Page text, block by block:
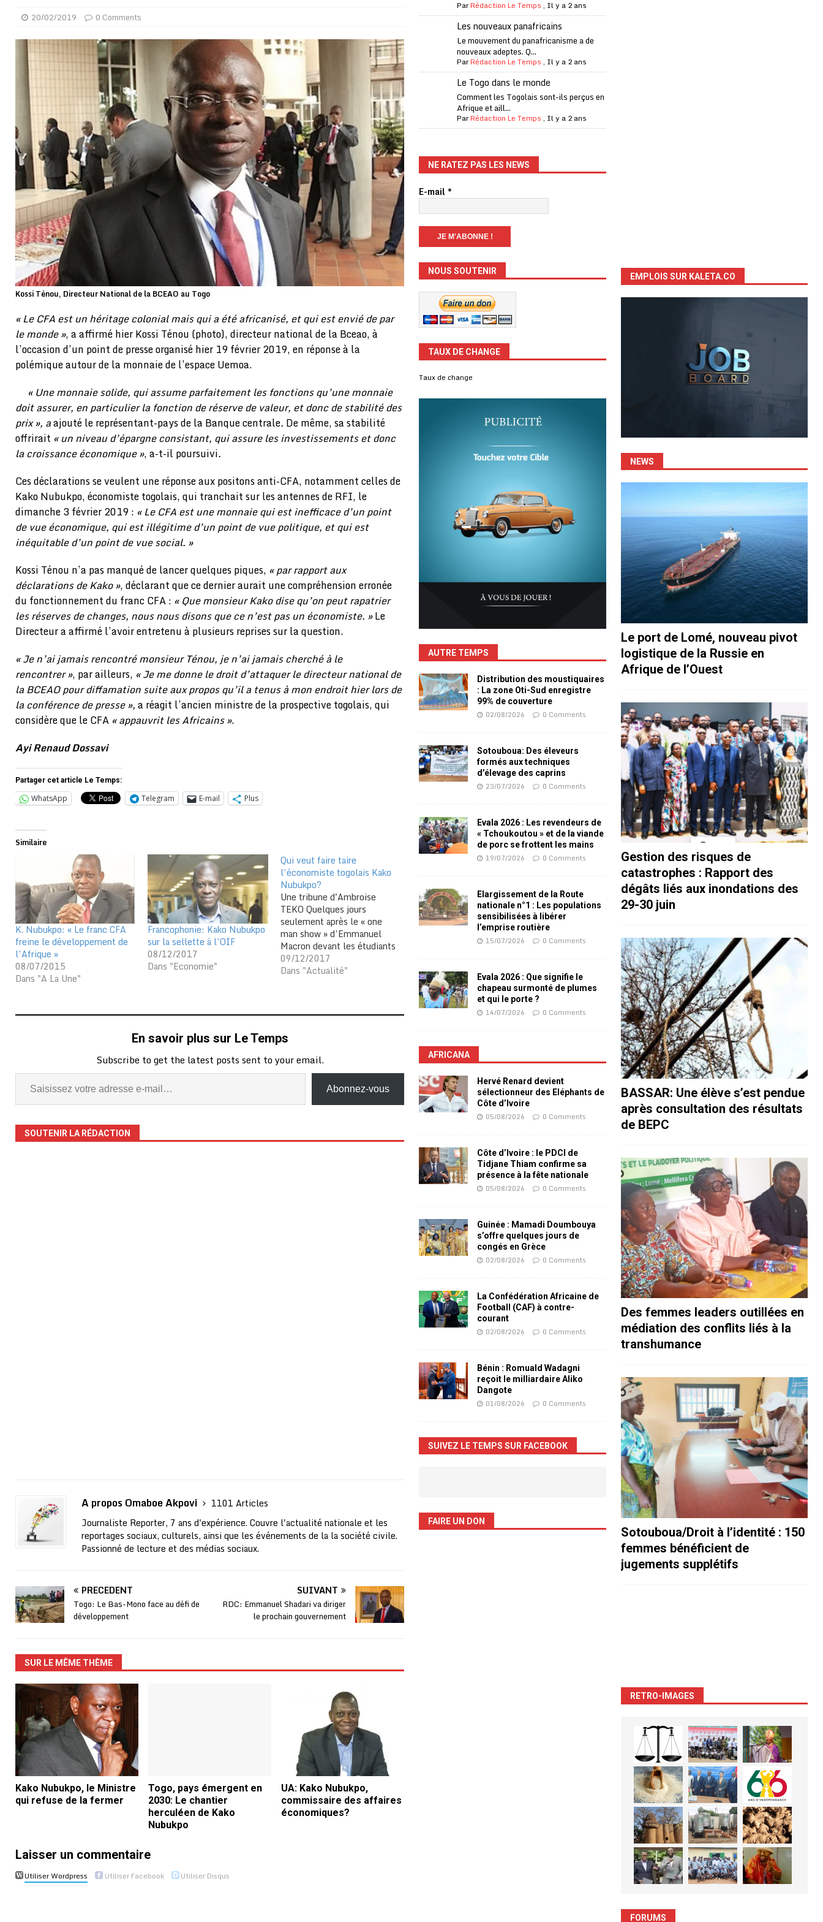
A LA UNE
[ 01/08/2026 ]
Quatre candidats à la succession d’Infantino à la tête de la FIFA
A LA UNE
[ 01/08/2026 ]
Bénin : Romuald Wadagni reçoit le milliardaire Aliko Dangote
A LA UNE
[ 31/07/2026 ]
Niger : le FMI débloque une bouffée d’oxygène financière
ECONOMIE
[ 31/07/2026 ]
Franco Baresi, légendaire défenseur de l’Italie et de l’AC Milan, est mort à 66 ans
A LA UNE
[ 31/07/2026 ]
Benjamin Mendy a vendu aux enchères son trophée de la Coupe du monde
[ 31/07/2026 ] Bénin : les membres du Sénat installés
A LA UNE
[ 31/07/2026 ] Projet d’investisseurs à la Fifa: l’UEFA menace à «l’unanimité» d’un boycott des Coupes du monde
BUSINESS
[ 30/07/2026 ]
Mali : au moins 19 soldats exécutés, Amnesty International exige une enquête
[ 05/08/2026 ]
Hervé Renard devient sélectionneur des Eléphants de Côte d’Ivoire A LA UNE
20/02/2019 0 Comments
Kossi Ténou, Directeur National de la BCEAO au Togo
« Le CFA est un héritage colonial mais qui a été africanisé, et qui est envié de par
le monde », a affirmé hier Kossi Ténou (photo), directeur national de la Bceao, à
l’occasion d’un point de presse organisé hier 19 février 2019, en réponse à la
polémique autour de la monnaie de l’espace Uemoa.
« Une monnaie solide, qui assume parfaitement les fonctions qu’une monnaie
doit assurer, en particulier la fonction de réserve de valeur, et donc de stabilité des
prix », aajouté le représentant-pays de la Banque centrale. De même, sa stabilité
offrirait « un niveau d’épargne consistant, qui assure les investissements et donc
la croissance économique », a-t-il poursuivi.
Ces déclarations se veulent une réponse aux positons anti-CFA, notamment celles de
Kako Nubukpo, économiste togolais, qui tranchait sur les antennes de RFI, le
dimanche 3 février 2019 : « Le CFA est une monnaie qui est inefficace d’un point
de vue économique, qui est illégitime d’un point de vue politique, et qui est
inéquitable d’un point de vue social. »
Kossi Ténou n’a pas manqué de lancer quelques piques, « par rapport aux
déclarations de Kako », déclarant que ce dernier aurait une compréhension erronée
du fonctionnement du franc CFA : « Que monsieur Kako dise qu’on peut rapatrier
les réserves de changes, nous nous disons que ce n’est pas un économiste. »Le
Directeur a affirmé l’avoir entretenu à plusieurs reprises sur la question.
« Je n’ai jamais rencontré monsieur Ténou, je n’ai jamais cherché à le
rencontrer », par ailleurs, « Je me donne le droit d’attaquer le directeur national de
la BCEAO pour diffamation suite aux propos qu’il a tenus à mon endroit hier lors de
la conférence de presse »,a réagit l’ancien ministre de la prospective togolais, qui
considère que le CFA « appauvrit les Africains ».
Ayi Renaud Dossavi
Partager cet article Le Temps:
WhatsApp Telegram E-mail Plus
Similaire
K. Nubukpo: « Le franc CFA
freine le développement de
l’Afrique »
08/07/2015
Dans "A La Une"
Francophonie: Kako Nubukpo
sur la sellette à l’OIF
08/12/2017
Dans "Economie"
Qui veut faire taire
l’économiste togolais Kako
Nubukpo?
Une tribune d'Ambroise
TEKO Quelques jours
seulement après le « one
man show » d’Emmanuel
Macron devant les étudiants
burkinabè à l’université
Joseph Ki-Zerbo de
n’y a plus de politique
affirmait le nouveau locataire
de…
09/12/2017
Dans "Actualité"
En savoir plus sur Le Temps
Subscribe to get the latest posts sent to your email.
Abonnez-vous
SOUTENIR LA RÉDACTION
A propos Omaboe Akpovi
1101 Articles
Journaliste Reporter, 7 ans d'expérience. Couvre l'actualité nationale et les
reportages sociaux, culturels, ainsi que les événements de la la société civile.
Passionné de lecture et des médias sociaux.
PRÉCÉDENT
Togo: Le Bas-Mono face au défi de
développement
SUIVANT
RDC: Emmanuel Shadari va diriger
le prochain gouvernement
SUR LE MÊME THÈME
Kako Nubukpo, le Ministre
qui refuse de la fermer
Togo, pays émergent en
2030: Le chantier
herculéen de Kako
Nubukpo
UA: Kako Nubukpo,
commissaire des affaires
économiques?
Laisser un commentaire
Utiliser Wordpress Utiliser Facebook Utiliser Disqus
ParRédaction Le Temps , Il y a 2 ans
Les nouveaux panafricains
Le mouvement du panafricanisme a de
nouveaux adeptes. Q...
ParRédaction Le Temps , Il y a 2 ans
Le Togo dans le monde
Comment les Togolais sont-ils perçus en
Afrique et aill...
ParRédaction Le Temps , Il y a 2 ans
NE RATEZ PAS LES NEWS
E-mail*
NOUS SOUTENIR
TAUX DE CHANGE
Taux de change
AUTRE TEMPS
Distribution des moustiquaires
: La zone Oti-Sud enregistre
99% de couverture
02/08/2026 0 Comments
Sotouboua: Des éleveurs
formés aux techniques
d’élevage des caprins
23/07/2026 0 Comments
Evala 2026 : Les revendeurs de
« Tchoukoutou » et de la viande
de porc se frottent les mains
19/07/2026 0 Comments
Elargissement de la Route
nationale n°1 : Les populations
sensibilisées à libérer
l’emprise routière
15/07/2026 0 Comments
Evala 2026 : Que signifie le
chapeau surmonté de plumes
et qui le porte ?
14/07/2026 0 Comments
AFRICANA
Hervé Renard devient
sélectionneur des Eléphants de
Côte d’Ivoire
05/08/2026 0 Comments
Côte d’Ivoire : le PDCI de
Tidjane Thiam confirme sa
présence à la fête nationale
05/08/2026 0 Comments
Guinée : Mamadi Doumbouya
s’offre quelques jours de
congés en Grèce
02/08/2026 0 Comments
La Confédération Africaine de
Football (CAF) à contre-
courant
02/08/2026 0 Comments
Bénin : Romuald Wadagni
reçoit le milliardaire Aliko
Dangote
01/08/2026 0 Comments
SUIVEZ LE TEMPS SUR FACEBOOK
FAIRE UN DON
EMPLOIS SUR KALETA.CO
NEWS
Le port de Lomé, nouveau pivot
logistique de la Russie en
Afrique de l’Ouest
Gestion des risques de
catastrophes : Rapport des
dégâts liés aux inondations des
29-30 juin
BASSAR: Une élève s’est pendue
après consultation des résultats
de BEPC
Des femmes leaders outillées en
médiation des conflits liés à la
transhumance
Sotouboua/Droit à l’identité : 150
femmes bénéficient de
jugements supplétifs
RETRO-IMAGES
FORUMS